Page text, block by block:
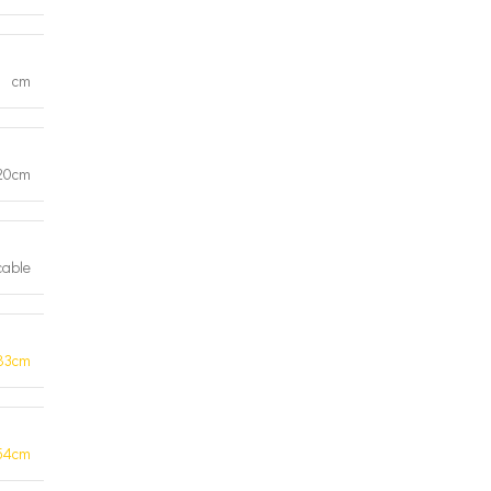
cm